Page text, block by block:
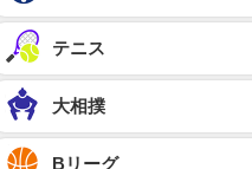
テニス
大相撲
Bリーグ